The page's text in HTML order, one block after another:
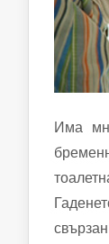
Има